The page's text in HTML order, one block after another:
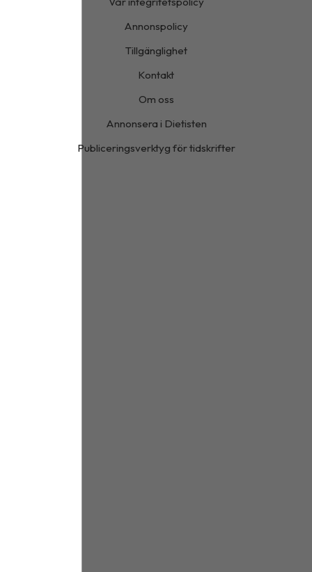
Annonspolicy
Tillgänglighet
Kontakt
Om oss
Annonsera i Dietisten
Publiceringsverktyg för tidskrifter